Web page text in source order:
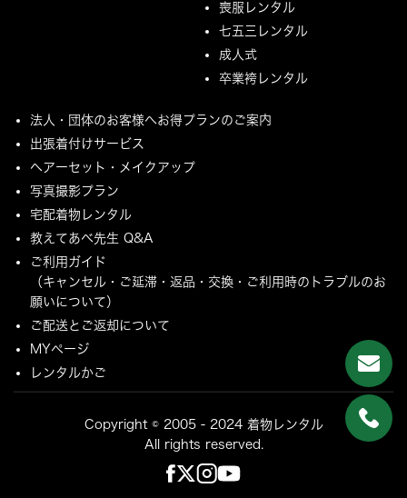
喪服レンタル
七五三レンタル
成人式
卒業袴レンタル
法人・団体のお客様へお得プランのご案内
出張着付けサービス
ヘアーセット・メイクアップ
写真撮影プラン
宅配着物レンタル
教えてあべ先生 Q&A
ご利用ガイド
（キャンセル・ご延滞・返品・交換・ご利用時のトラブルのお
願いについて）
ご配送とご返却について
MYページ
レンタルかご
Copyright © 2005 - 2024 着物レンタル
All rights reserved.